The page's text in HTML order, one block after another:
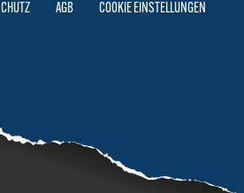
AGB COOKIE EINSTELLUNGEN